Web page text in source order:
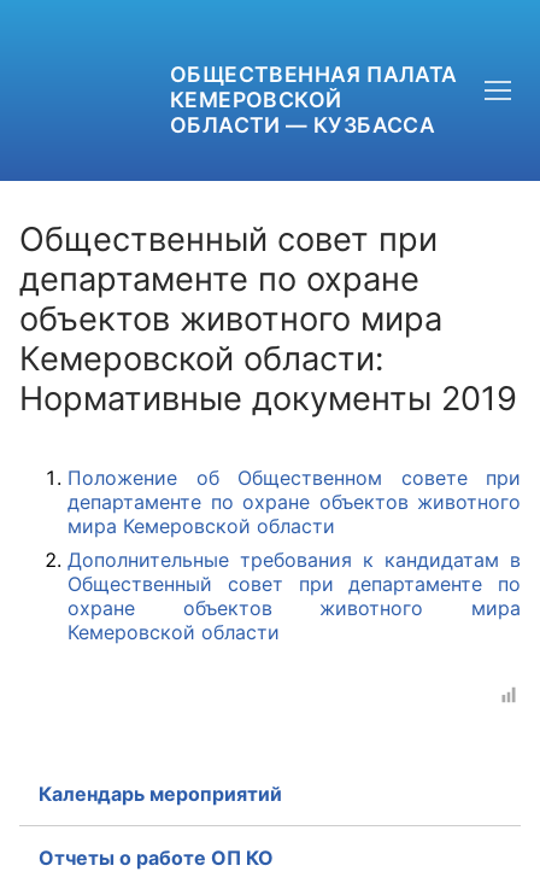
ОБЩЕСТВЕННАЯ ПАЛАТА
КЕМЕРОВСКОЙ
ОБЛАСТИ — КУЗБАССА
+7 (3842) 58-82-40
OPKO42@BK.RU
ОБРАТНАЯ СВЯЗЬ
Главная
Общественные советы
Общественные советы по проведению
оказания услуг
Общественный совет при
департаменте по охране
объектов животного мира
Кемеровской области:
Нормативные документы 2019
Положение об Общественном совете при
департаменте по охране объектов животного
мира Кемеровской области
Дополнительные требования к кандидатам в
Общественный совет при департаменте по
охране объектов животного мира
Кемеровской области
Календарь мероприятий
Отчеты о работе ОП КО